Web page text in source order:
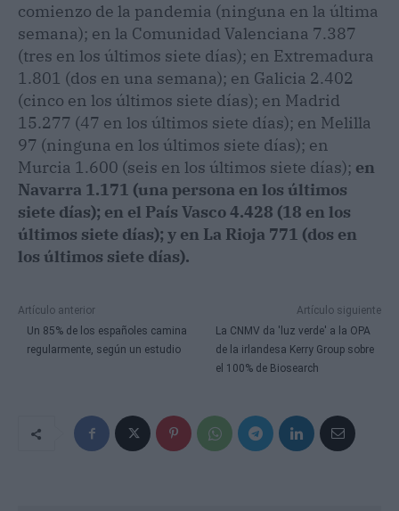
comienzo de la pandemia (ninguna en la última
semana); en la Comunidad Valenciana 7.387
(tres en los últimos siete días); en Extremadura
1.801 (dos en una semana); en Galicia 2.402
(cinco en los últimos siete días); en Madrid
15.277 (47 en los últimos siete días); en Melilla
97 (ninguna en los últimos siete días); en
Murcia 1.600 (seis en los últimos siete días); en
Navarra 1.171 (una persona en los últimos
siete días); en el País Vasco 4.428 (18 en los
últimos siete días); y en La Rioja 771 (dos en
los últimos siete días).
Artículo anterior
Un 85% de los españoles camina
regularmente, según un estudio
Artículo siguiente
La CNMV da 'luz verde' a la OPA
de la irlandesa Kerry Group sobre
el 100% de Biosearch